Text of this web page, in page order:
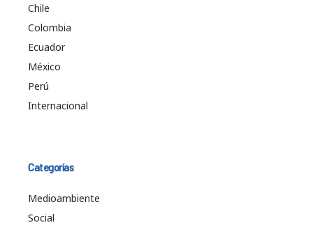
Chile
Colombia
Ecuador
México
Perú
Internacional
Categorías
Medioambiente
Social